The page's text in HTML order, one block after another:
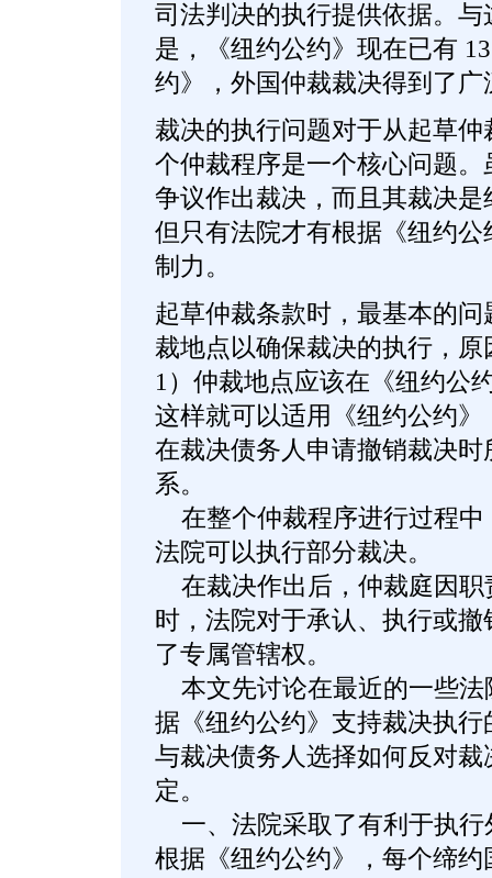
司法判决的执行提供依据。
是，《纽约公约》现在已有
约》，外国仲裁裁决得到了广
裁决的执行问题对于从起草
个仲裁程序是一个核心问题
争议作出裁决，而且其裁决
但只有法院才有根据《纽约
制力。
起草仲裁条款时，最基本的
裁地点以确保裁决的执行，
1）仲裁地点应该在《纽约公
这样就可以适用《纽约公约
在裁决债务人申请撤销裁决
系。
在整个仲裁程序进行过程中
法院可以执行部分裁决。
在裁决作出后，仲裁庭因职
时，法院对于承认、执行或
了专属管辖权。
本文先讨论在最近的一些法
据《纽约公约》支持裁决执
与裁决债务人选择如何反对
定。
一、法院采取了有利于执行
根据《纽约公约》，每个缔